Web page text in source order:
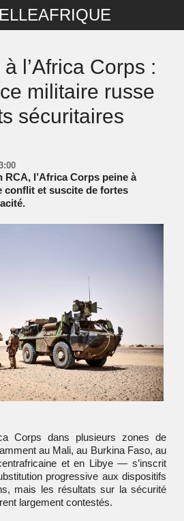
l’Africa Corps :
militaire russe
sécuritaires
RCA, l’Africa Corps peine à
conflit et suscite de fortes
Corps dans plusieurs zones de
au Mali, au Burkina Faso, au
et en Libye — s’inscrit
progressive aux dispositifs
mais les résultats sur la sécurité
largement contestés.